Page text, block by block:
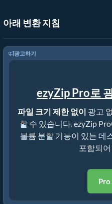
아래 변환 지침
광고하기
ezyZip Pro로
파일 크기 제한 없이 광고
할 수 있습니다. ezyZip
볼륨 분할 기능이 있는 데
포함되
Pro